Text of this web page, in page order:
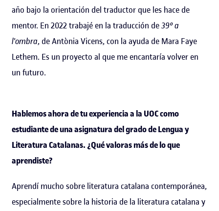
año bajo la orientación del traductor que les hace de
mentor. En 2022 trabajé en la traducción de39° a
l'ombra, de Antònia Vicens, con la ayuda de Mara Faye
Lethem. Es un proyecto al que me encantaría volver en
un futuro.
Hablemos ahora de tu experiencia a la UOC como
estudiante de una asignatura del grado de Lengua y
Literatura Catalanas. ¿Qué valoras más de lo que
aprendiste?
Aprendí mucho sobre literatura catalana contemporánea,
especialmente sobre la historia de la literatura catalana y